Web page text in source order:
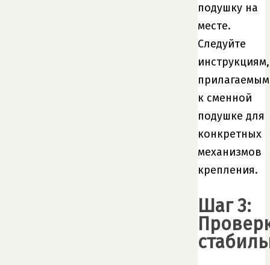
подушку на
месте.
Следуйте
инструкциям,
прилагаемым
к сменной
подушке для
конкретных
механизмов
крепления.
Шаг 3: